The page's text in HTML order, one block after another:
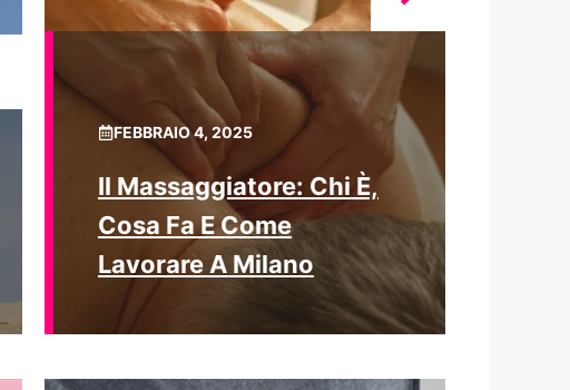
FEBBRAIO 4, 2025
Il Massaggiatore: Chi È,
Cosa Fa E Come
Lavorare A Milano